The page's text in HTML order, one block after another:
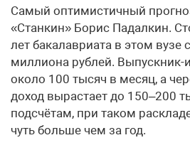
Самый оптимистичный
«Станкин» Борис Падалкин.
лет бакалавриата в этом вузе
миллиона рублей. Выпускник-
около 100 тысяч в месяц, а
доход вырастает до 150–200
подсчётам, при таком
чуть больше чем за год.